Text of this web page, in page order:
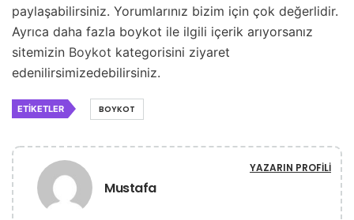
paylaşabilirsiniz. Yorumlarınız bizim için çok değerlidir.
Ayrıca daha fazla boykot ile ilgili içerik arıyorsanız
sitemizin Boykot kategorisini ziyaret
edenilirsimizedebilirsiniz.
ETIKETLER BOYKOT
Mustafa
YAZARIN PROFILI